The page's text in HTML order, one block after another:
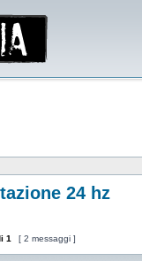
24 hz
1 [ 2 messaggi ]